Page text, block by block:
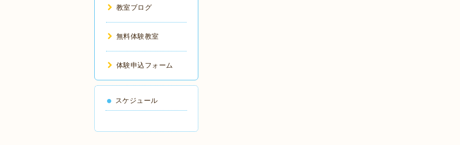
教室ブログ
無料体験教室
体験申込フォーム
スケジュール